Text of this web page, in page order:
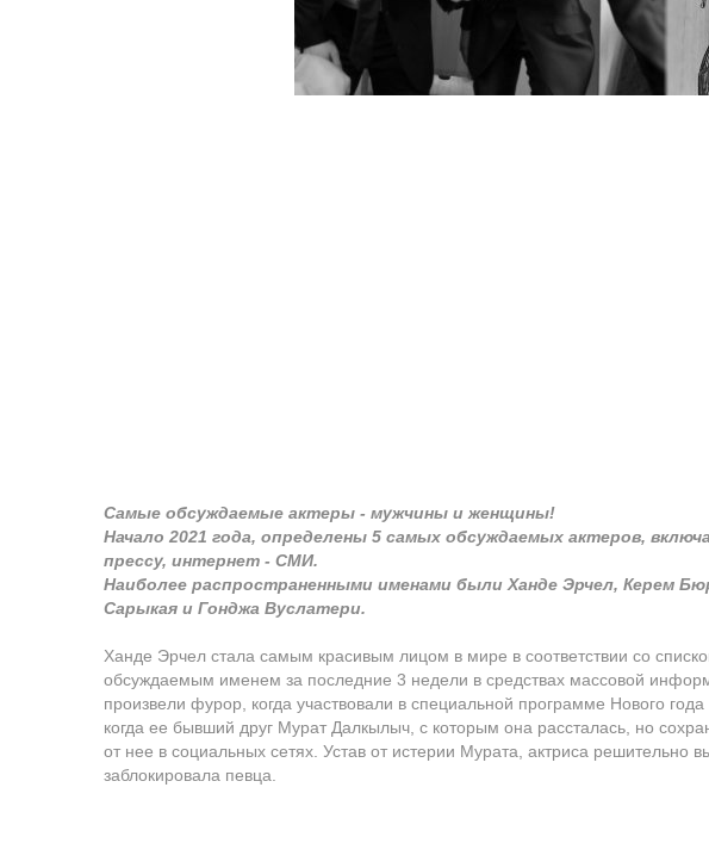
Самые обсуждаемые актеры - мужчины и женщины!
Начало 2021 года, определены 5 самых обсуждаемых актеров,
прессу, интернет - СМИ.
Наиболее распространенными именами были Ханде Эрчел, Керем
Сарыкая и Гонджа Вуслатери.
Ханде Эрчел стала самым красивым лицом в мире в соответствии со
обсуждаемым именем за последние 3 недели в средствах массовой
произвели фурор, когда участвовали в специальной программе Нового
когда ее бывший друг Мурат Далкылыч, с которым она рассталась, но
от нее в социальных сетях. Устав от истерии Мурата, актриса решительно
заблокировала певца.